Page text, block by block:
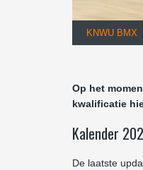
KNWU BMX
Op het
kwalificatie
Kalender
De laatste